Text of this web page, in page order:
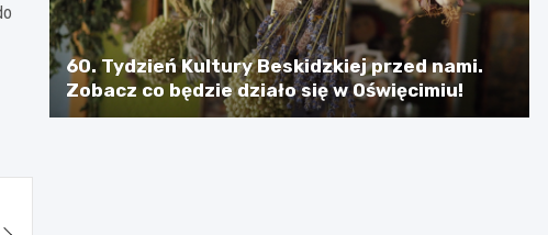
60. Tydzień Kultury Beskidzkiej przed nami.
Zobacz co będzie działo się w Oświęcimiu!